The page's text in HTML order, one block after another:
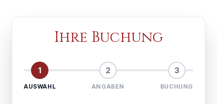
Ihre Buchung
1
AUSWAHL
2
ANGABEN
3
BUCHUNG